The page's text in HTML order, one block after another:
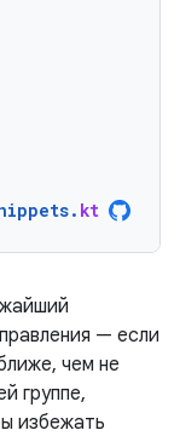
. kt
— если
чем не
группе,
избежать